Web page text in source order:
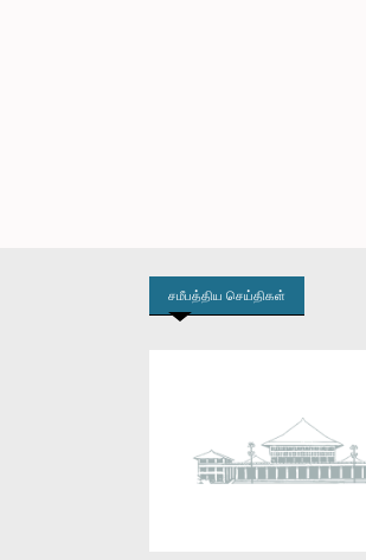
சமீபத்திய செய்திகள்